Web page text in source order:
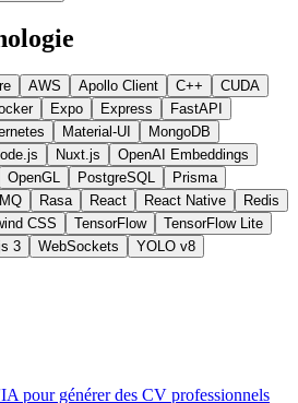
AWS Apollo Client C++
CUDA
Expo Express
FastAPI
Material-UI
MongoDB
Nuxt.js
OpenAI Embeddings
OpenGL PostgreSQL
Prisma
Rasa React React Native
Redis
CSS TensorFlow
TensorFlow Lite
3 WebSockets
YOLO v8
pour générer des CV professionnels